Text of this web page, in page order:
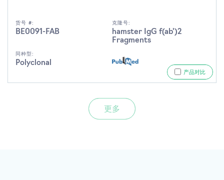
货号 #:
BE0091-FAB
克隆号:
hamster IgG f(ab')2
Fragments
同种型:
Polyclonal
产品对比
更多